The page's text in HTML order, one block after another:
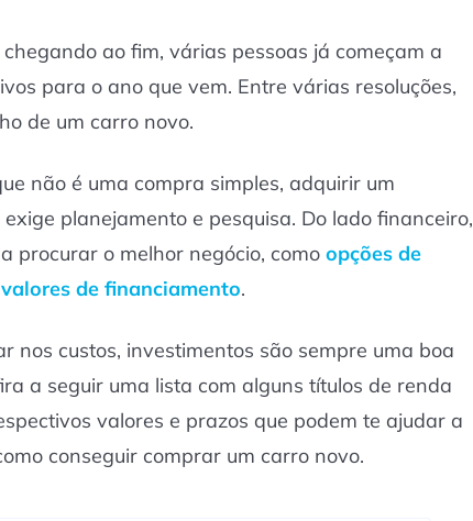
ao fim, várias pessoas já começam a
para o ano que vem. Entre várias resoluções,
de um carro novo.
não é uma compra simples, adquirir um
planejamento e pesquisa. Do lado financeiro,
procurar o melhor negócio, como opções de
de financiamento.
nos custos, investimentos são sempre uma boa
a seguir uma lista com alguns títulos de renda
valores e prazos que podem te ajudar a
conseguir comprar um carro novo.